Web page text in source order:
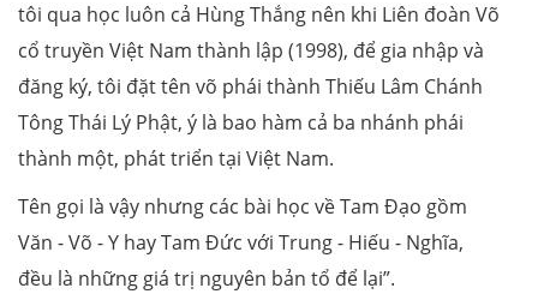
tôi qua học luôn cả Hùng Thắng nên khi Liên đoàn Võ
cổ truyền Việt Nam thành lập (1998), để gia nhập và
đăng ký, tôi đặt tên võ phái thành Thiếu Lâm Chánh
Tông Thái Lý Phật, ý là bao hàm cả ba nhánh phái
thành một, phát triển tại Việt Nam.
Tên gọi là vậy nhưng các bài học về Tam Đạo gồm
Văn - Võ - Y hay Tam Đức với Trung - Hiếu - Nghĩa,
đều là những giá trị nguyên bản tổ để lại”.